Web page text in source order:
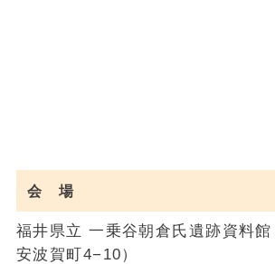
会 場
福井県立 一乗谷朝倉氏遺跡資料
安波賀町4−10）